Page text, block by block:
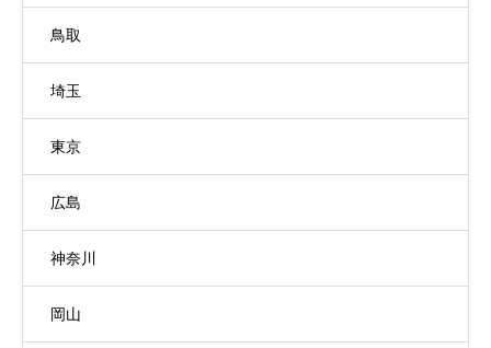
鳥取
埼玉
東京
広島
神奈川
岡山